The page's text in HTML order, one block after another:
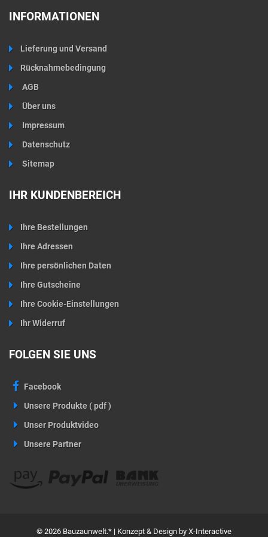
INFORMATIONEN
Lieferung und Versand
Rücknahmebedingung
AGB
Über uns
Impressum
Datenschutz
Sitemap
© 2026 Bauzaunwelt.* | Konzept & Design by X-Interactive
IHR KUNDENBEREICH
Ihre Bestellungen
Ihre Adressen
Ihre persönlichen Daten
Ihre Gutscheine
Ihre Cookie-Einstellungen
Ihr Widerruf
FOLGEN SIE UNS
Facebook
Unsere Produkte ( pdf )
Unser Produktvideo
Unsere Partner